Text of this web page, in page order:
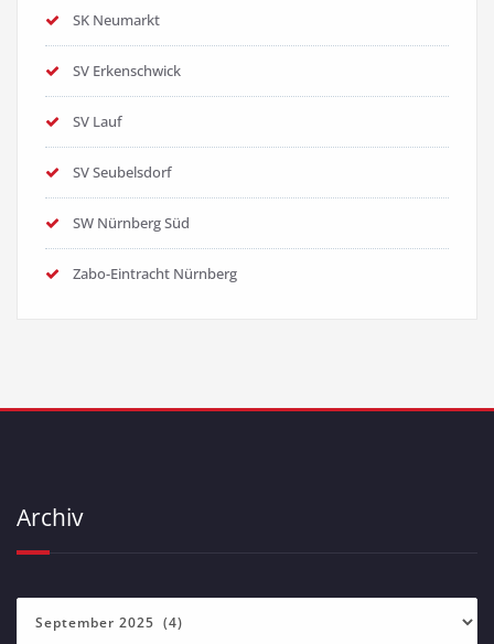
SK Neumarkt
SV Erkenschwick
SV Lauf
SV Seubelsdorf
SW Nürnberg Süd
Zabo-Eintracht Nürnberg
Archiv